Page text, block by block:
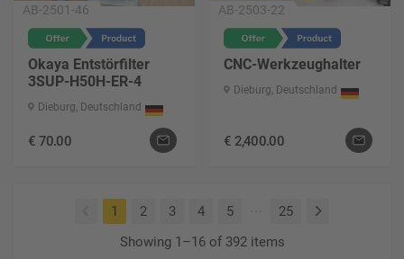
AB-2501-46
Okaya Entstörfilter
3SUP-H50H-ER-4
Dieburg, Deutschland
€ 70.00
AB-2503-22
CNC-Werkzeughalter
Dieburg, Deutschland
€ 2,400.00
1 (current)
2 3 4 5
25
Showing 1–16 of 392 items